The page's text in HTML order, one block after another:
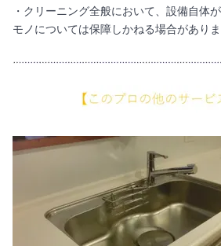
・クリーニング全般において、設備自体
モノについては保障しかねる場合がありま